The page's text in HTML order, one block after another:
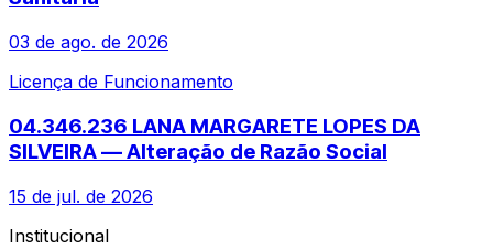
03 de ago. de 2026
Licença de Funcionamento
04.346.236 LANA MARGARETE LOPES DA
SILVEIRA — Alteração de Razão Social
15 de jul. de 2026
Institucional